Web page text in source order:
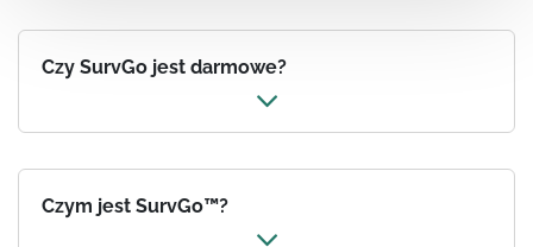
Czy SurvGo jest darmowe?
Czym jest SurvGo™?